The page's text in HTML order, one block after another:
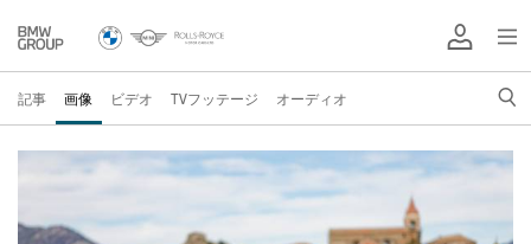
記事 画像 ビデオ TVフッテージ オーディオ